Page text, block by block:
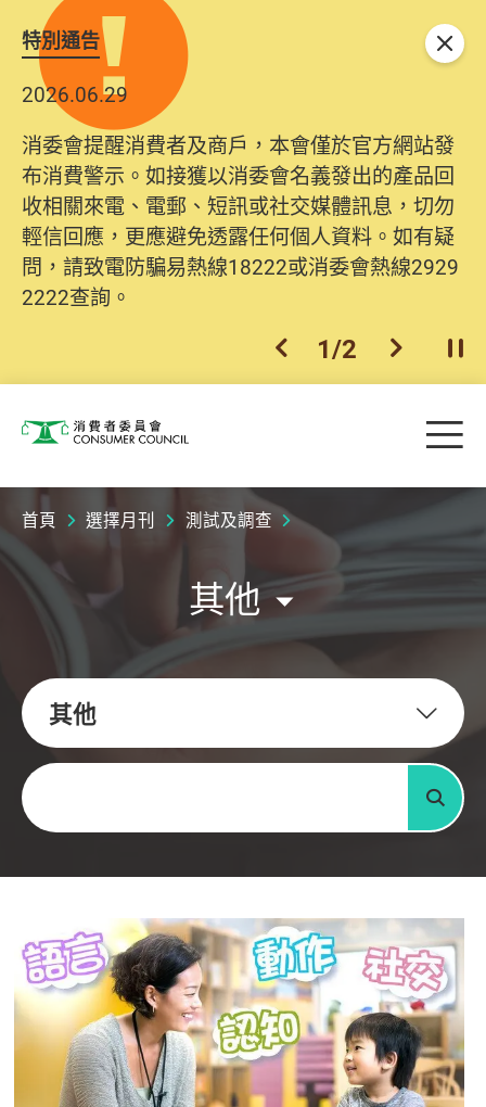
特別通告
2026.06.29
消委會提醒消費者及商戶，本會僅於官方網站發
布消費警示。如接獲以消委會名義發出的產品回
收相關來電、電郵、短訊或社交媒體訊息，切勿
輕信回應，更應避免透露任何個人資料。如有疑
問，請致電防騙易熱線18222或消委會熱線2929
2222查詢。
上一個
1/2 下一個開
關閉
消費者委員會 目
首頁 選擇月刊 測試及調查
其他
其他
關鍵字
搜尋